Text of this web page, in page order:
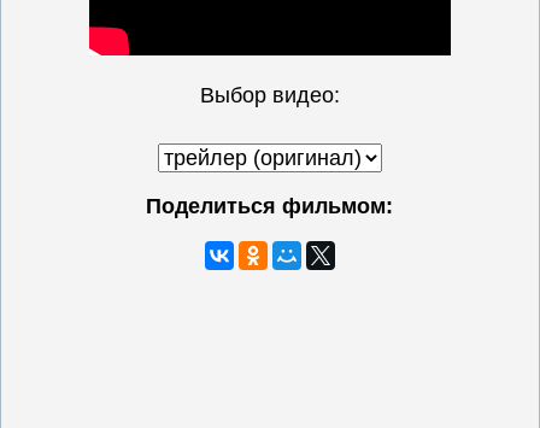
Выбор видео:
Поделиться фильмом: